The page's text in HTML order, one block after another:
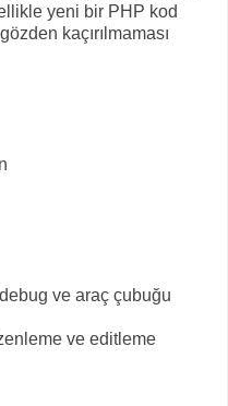
yeni bir PHP kod
kaçırılmaması
ve araç çubuğu
ve editleme